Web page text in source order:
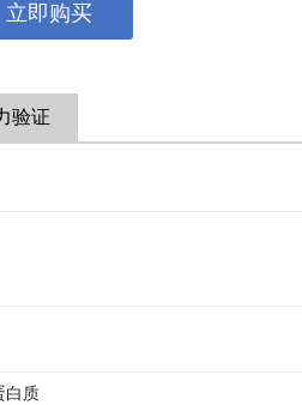
立即购买
验证
白质